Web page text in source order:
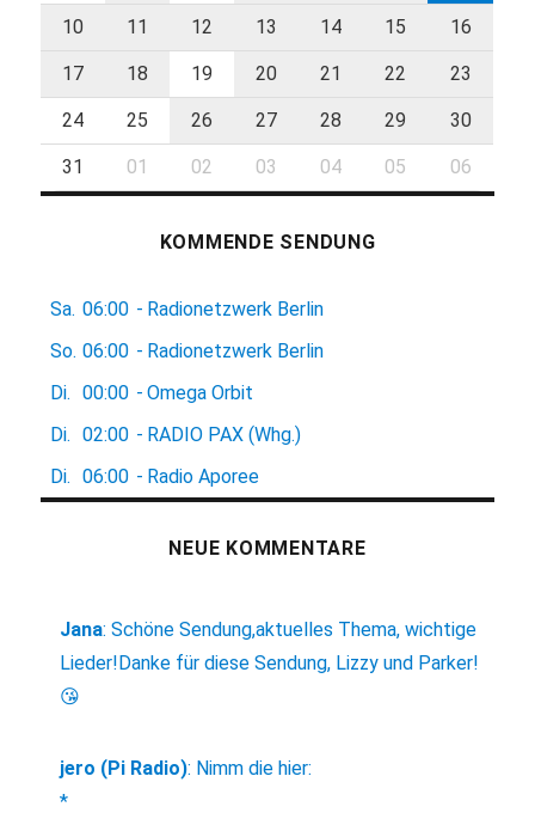
10 11 12 13 14 15 16
17 18 19 20 21 22 23
24 25 26 27 28 29 30
31 01 02 03 04 05 06
KOMMENDE SENDUNG
Sa. 06:00 - Radionetzwerk Berlin
So. 06:00 - Radionetzwerk Berlin
Di.
00:00 - Omega Orbit
Di.
02:00 - RADIO PAX (Whg.)
Di.
06:00 - Radio Aporee
NEUE KOMMENTARE
Jana:Schöne Sendung,aktuelles Thema, wichtige
Lieder!Danke für diese Sendung, Lizzy und Parker!
😘
jero (Pi Radio): Nimm die hier:
*